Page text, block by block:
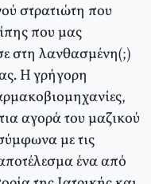
στρατιώτη που
που μας
στη λανθασμένη(;)
Η γρήγορη
αγορά του μαζικού
με τις
ένα από